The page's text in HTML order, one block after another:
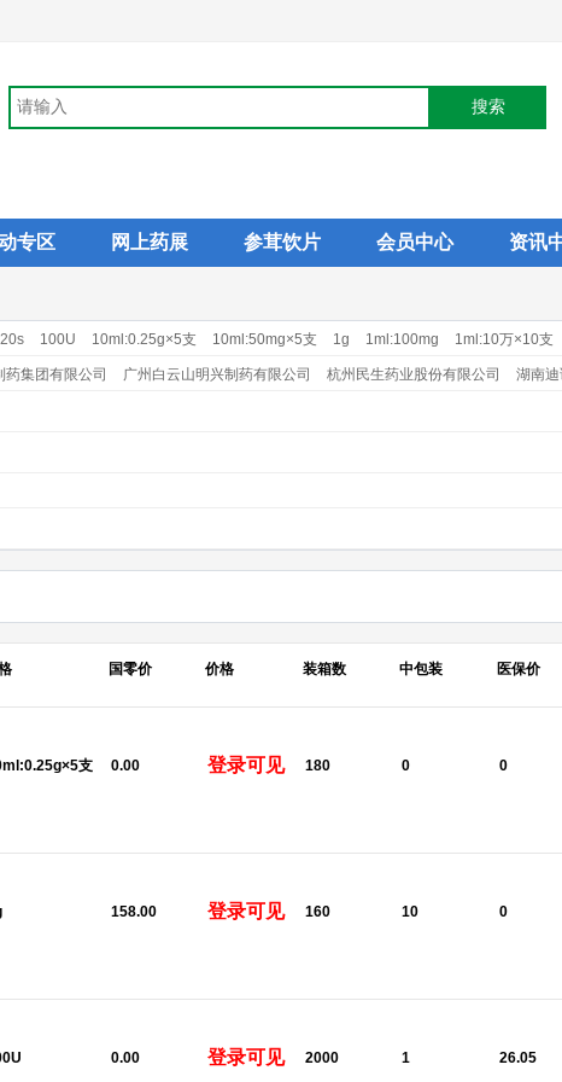
专区 网上药展 参茸饮片 会员中心 资讯
100U 10ml:0.25g×5支 10ml:50mg×5支 1g 1ml:100mg 1ml:10万×10支
支 1ml:25mg×10支 20mg×14s 250mg×24s 2g 2ml:0.1g×10支
药集团有限公司 广州白云山明兴制药有限公司 杭州民生药业股份有限公司
湖南迪
国零价 价格 装箱数 中包装 医保价
支 0.00 登录可见 180 0 0
158.00 登录可见 160 10 0
0.00 登录可见 2000 1 26.05